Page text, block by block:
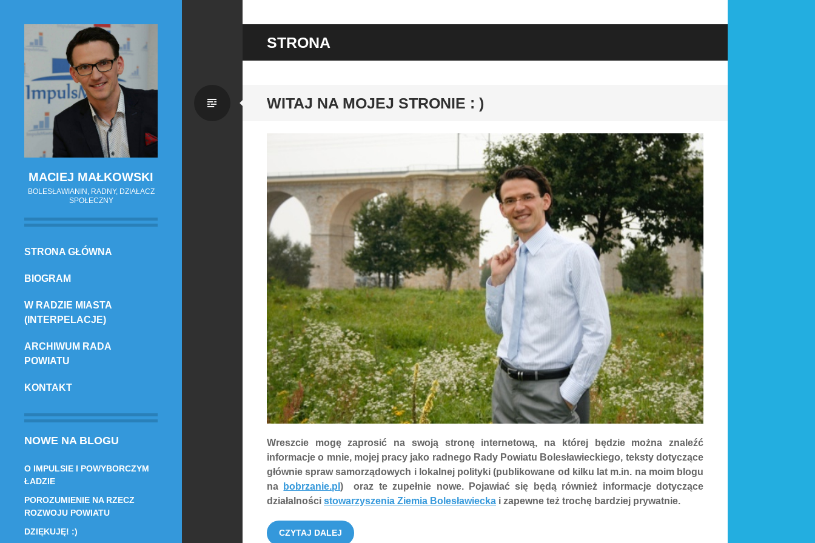
MACIEJ MAŁKOWSKI
BOLESŁAWIANIN, RADNY, DZIAŁACZ
SPOŁECZNY
PRZESKOCZ
TREŚCI
STRONA GŁÓWNA
BIOGRAM
W RADZIE MIASTA
(INTERPELACJE)
ARCHIWUM RADA
POWIATU
KONTAKT
NOWE NA BLOGU
O IMPULSIE I POWYBORCZYM
ŁADZIE
POROZUMIENIE NA RZECZ
ROZWOJU POWIATU
DZIĘKUJĘ! :)
STRONA
WITAJ NA MOJEJ STRONIE : )
Zwykły
Wreszcie mogę zaprosić na swoją stronę internetową, na której będzie można znaleźć
informacje o mnie, mojej pracy jako radnego Rady Powiatu Bolesławieckiego, teksty dotyczące
głównie spraw samorządowych i lokalnej polityki (publikowane od kilku lat m.in. na moim blogu
na
bobrzanie.pl) oraz te zupełnie nowe. Pojawiać się będą również informacje dotyczące
działalności stowarzyszenia Ziemia Bolesławiecka i zapewne też trochę bardziej prywatnie.
CZYTAJ DALEJ